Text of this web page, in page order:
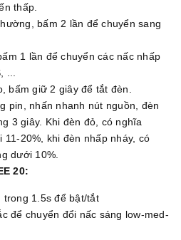
thấp.
bấm 2 lần để chuyển sang
1 lần để chuyển các nấc nhấp
...
bấm giữ 2 giây để tắt đèn.
pin, nhấn nhanh nút nguồn, đèn
3 giây. Khi đèn đỏ, có nghĩa
11-20%, khi đèn nhấp nháy, có
dưới 10%.
20:
trong 1.5s để bật/tắt
để chuyển đổi nấc sáng low-med-